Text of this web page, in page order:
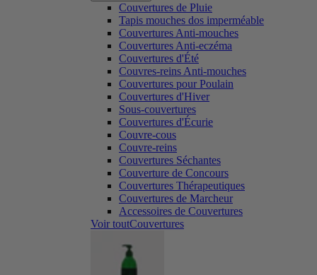
Couvertures de Pluie
Tapis mouches dos imperméable
Couvertures Anti-mouches
Couvertures Anti-eczéma
Couvertures d'Été
Couvres-reins Anti-mouches
Couvertures pour Poulain
Couvertures d'Hiver
Sous-couvertures
Couvertures d'Écurie
Couvre-cous
Couvre-reins
Couvertures Séchantes
Couverture de Concours
Couvertures Thérapeutiques
Couvertures de Marcheur
Accessoires de Couvertures
Voir toutCouvertures